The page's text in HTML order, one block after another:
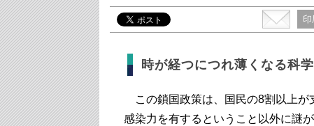
時が経つにつれ薄くなる科
この鎖国政策は、国民の8割以上が
感染力を有するということ以外に謎